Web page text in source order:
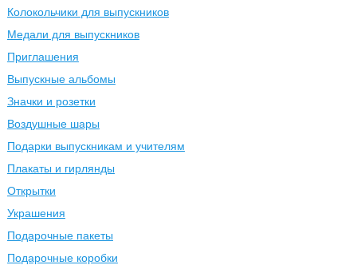
Колокольчики для выпускников
Медали для выпускников
Приглашения
Выпускные альбомы
Значки и розетки
Воздушные шары
Подарки выпускникам и учителям
Плакаты и гирлянды
Открытки
Украшения
Подарочные пакеты
Подарочные коробки